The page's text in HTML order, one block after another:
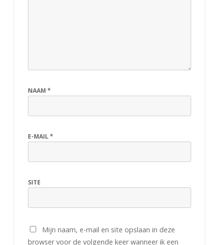
NAAM *
E-MAIL*
SITE
Mijn naam, e-mail en site opslaan in deze
browser voor de volgende keer wanneer ik een